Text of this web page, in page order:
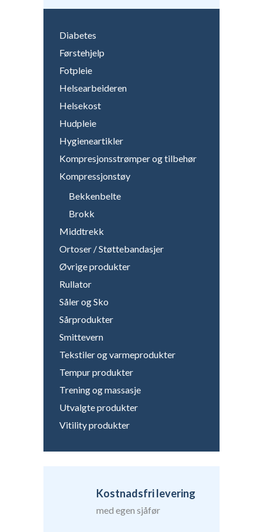
Diabetes
Førstehjelp
Fotpleie
Helsearbeideren
Helsekost
Hudpleie
Hygieneartikler
Kompresjonsstrømper og tilbehør
Kompressjonstøy
Bekkenbelte
Brokk
Middtrekk
Ortoser / Støttebandasjer
Øvrige produkter
Rullator
Såler og Sko
Sårprodukter
Smittevern
Tekstiler og varmeprodukter
Tempur produkter
Trening og massasje
Utvalgte produkter
Vitility produkter
Kostnadsfri levering
med egen sjåfør